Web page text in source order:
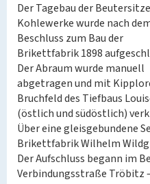
Der Tagebau der
Kohlewerke wurde nach
Beschluss zum Bau der
Brikettfabrik 1898
Der Abraum wurde manuell
abgetragen und mit
Bruchfeld des Tiefbaus
(östlich und südöstlich)
Über eine gleisgebundene
Brikettfabrik Wilhelm
Der Aufschluss begann im
Verbindungsstraße Tröbitz